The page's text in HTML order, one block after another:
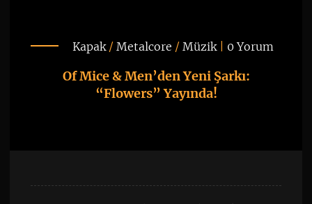
Kapak/ Metalcore / Müzik| 0 Yorum
Of Mice & Men’den Yeni Şarkı:
“Flowers” Yayında!